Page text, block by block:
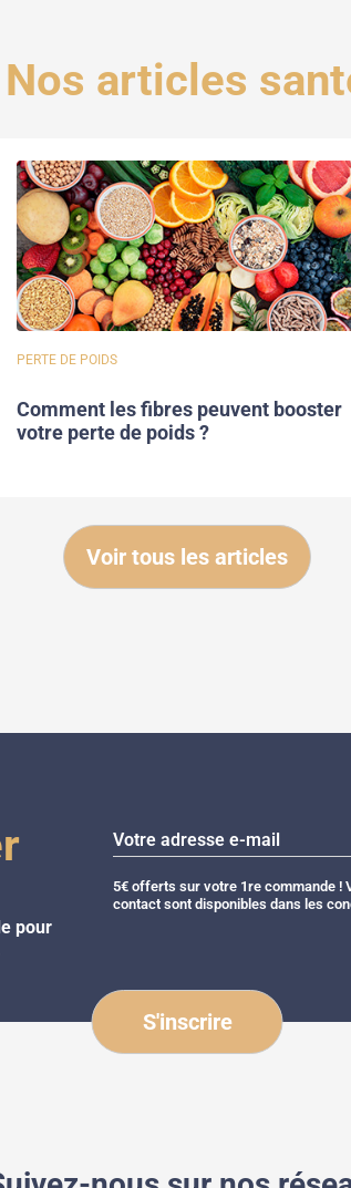
Nos articles
PERTE DE POIDS
Comment les fibres peuvent booster
votre perte de poids ?
Voir tous les articles
pour
5€ offerts sur votre 1re commande !
contact sont disponibles dans les